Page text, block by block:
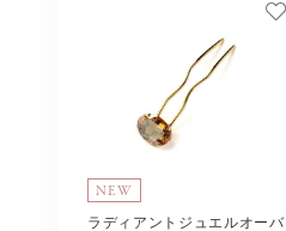
NEW
ラディアントジュエルオーバ